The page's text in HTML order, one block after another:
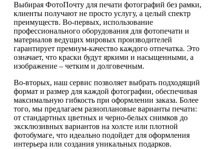
Выбирая ФотоПочту для печати фотографий без рамки,
клиенты получают не просто услугу, а целый спектр
преимуществ. Во-первых, использование
профессионального оборудования для фотопечати и
материалов ведущих мировых производителей
гарантирует премиум-качество каждого отпечатка. Это
означает, что краски будут яркими и насыщенными, а
изображение – четким и долговечным.
Во-вторых, наш сервис позволяет выбрать подходящий
формат и размер для каждой фотографии, обеспечивая
максимальную гибкость при оформлении заказа. Более
того, мы предлагаем разноплановые варианты печати:
от стандартных цветных и черно-белых снимков до
эксклюзивных вариантов на холсте или плотной
фотобумаге, что идеально подойдет для оформления
интерьера или создания уникальных подарков.